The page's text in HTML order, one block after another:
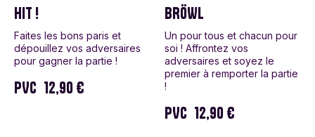
HIT !
Faites les bons paris et
dépouillez vos adversaires
pour gagner la partie !
PVC 12,90 €
BRÖWL
Un pour tous et chacun pour
soi ! Affrontez vos
adversaires et soyez le
premier à remporter la partie
!
PVC 12,90 €